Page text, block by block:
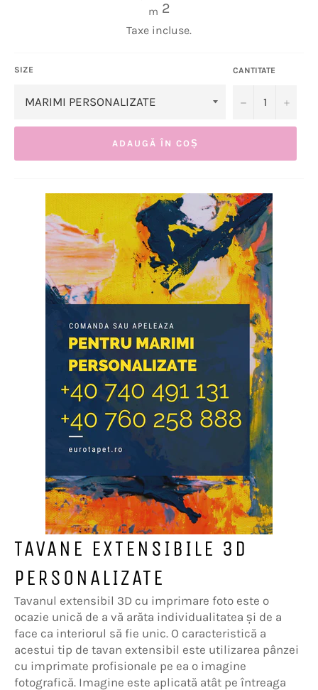
obișnuit
m 2
Taxe incluse.
SIZE CANTITATE
− +
ADAUGĂ ÎN COȘ
TAVANE EXTENSIBILE 3D
PERSONALIZATE
Tavanul extensibil 3D cu imprimare foto este o
ocazie unică de a vă arăta individualitatea și de a
face ca interiorul să fie unic. O caracteristică a
acestui tip de tavan extensibil este utilizarea pânzei
cu imprimate profisionale pe ea o imagine
fotografică. Imagine este aplicată atât pe întreaga